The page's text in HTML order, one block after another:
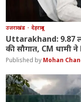
उत्तराखंड देहरादून
Uttarakhand: 9.87
की सौगात, CM धामी
Mohan